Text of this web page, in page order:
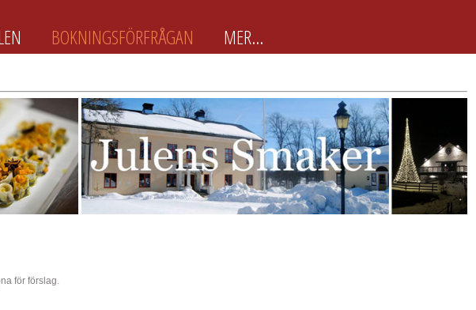
BOKNINGSFÖRFRÅGAN MER...
för förslag.
BokaJulbord.nu är främst
lättanvänd JulbordsGuide för
arbetsplatser & företag som snabbt
vill boka Julbordet som passar just
dem. Här finns ca 100 utvalda
Julbordsarrangörer...